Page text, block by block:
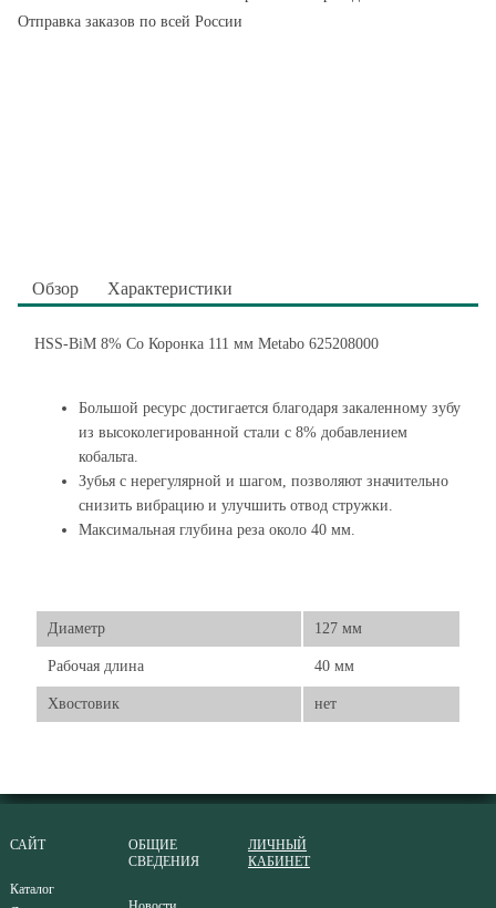
Отправка заказов по всей России
Обзор Характеристики
HSS-BiM 8% Co Коронка 111 мм Metabo 625208000
Большой ресурс достигается благодаря закаленному зубу
из высоколегированной стали с 8% добавлением
кобальта.
Зубья с нерегулярной и шагом, позволяют значительно
снизить вибрацию и улучшить отвод стружки.
Максимальная глубина реза около 40 мм.
Диаметр 127 мм
Рабочая длина 40 мм
Хвостовик нет
САЙТ
Каталог
ОБЩИЕ
СВЕДЕНИЯ
ЛИЧНЫЙ
КАБИНЕТ